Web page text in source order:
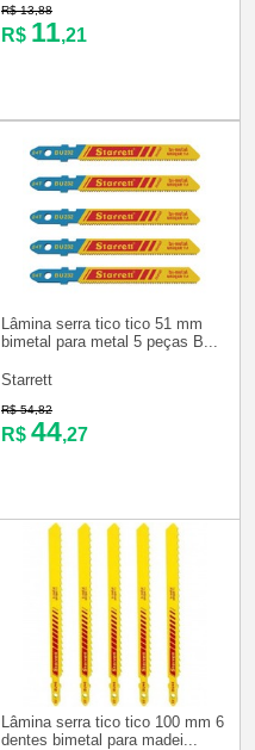
R$ 13,88
R$ 11,21
Lâmina serra tico tico 51 mm
bimetal para metal 5 peças B...
Starrett
R$ 54,82
R$ 44,27
Lâmina serra tico tico 100 mm 6
dentes bimetal para madei...